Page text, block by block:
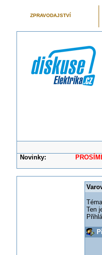
ZPRAVODAJSTVÍ
Novinky: PROSÍME
Ten